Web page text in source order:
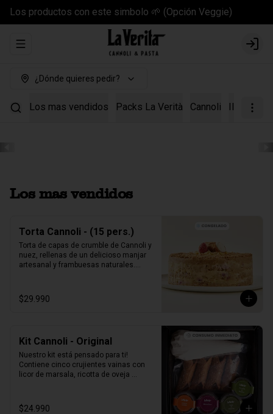
Los productos con este simbolo 🌱 (Opción Veggie)
Abrir menu de navegación Login
¿Dónde quieres pedir?
Los mas vendidos Packs La Verità Cannoli Il Kit
Los mas vendidos
Torta Cannoli - (15 pers.)
Torta de capas de crumble de Cannoli y
nuez, rellenas de un delicioso manjar
artesanal y frambuesas naturales.
$29.990
Kit Cannoli - Original
Nuestro kit está pensado para ti!
Contiene cinco crujientes vainas con
licor de marsala, ricotta de oveja
pistacho y una exquisita crema de
$24.990